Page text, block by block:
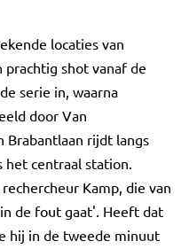
locaties van
shot vanaf de
serie in, waarna
door Van
Brabantlaan rijdt langs
het centraal station.
Kamp, die van
de fout gaat'. Heeft dat
hij in de tweede minuut